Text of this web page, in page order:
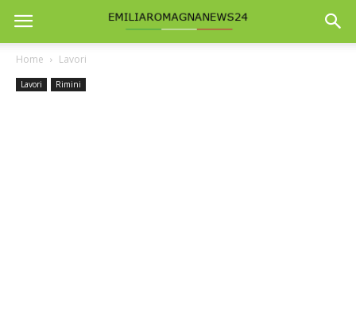
Home Lavori
Lavori Rimini